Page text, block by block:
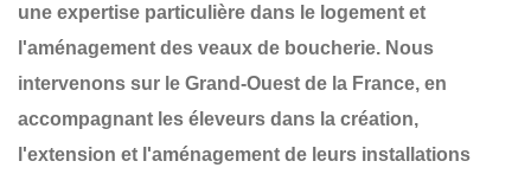
une expertise particulière dans le logement et
l'aménagement des veaux de boucherie. Nous
intervenons sur le Grand-Ouest de la France, en
accompagnant les éleveurs dans la création,
l'extension et l'aménagement de leurs installations